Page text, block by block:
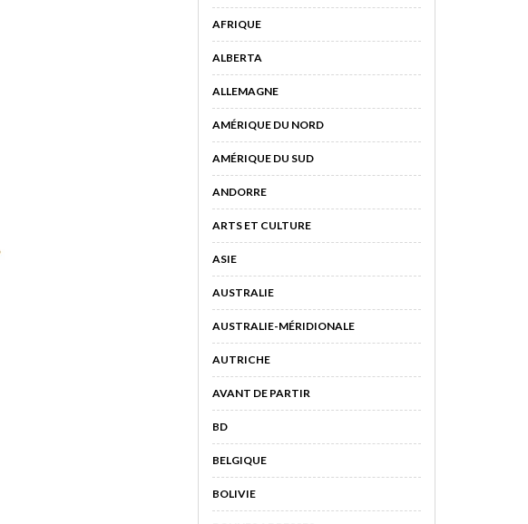
AFRIQUE
ALBERTA
ALLEMAGNE
AMÉRIQUE DU NORD
AMÉRIQUE DU SUD
ANDORRE
ARTS ET CULTURE
ASIE
AUSTRALIE
AUSTRALIE-MÉRIDIONALE
AUTRICHE
AVANT DE PARTIR
BD
BELGIQUE
BOLIVIE